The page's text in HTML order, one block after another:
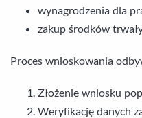
wynagrodzenia dla
zakup środków
Proces wnioskowania
Złożenie wniosku
Weryfikację danych